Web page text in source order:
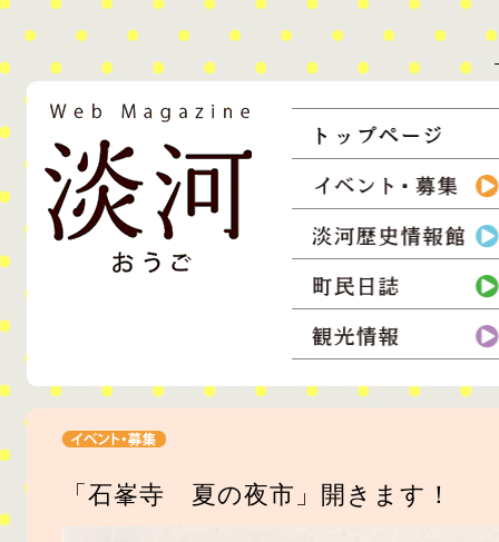
ウェブマガジン淡河
淡河町の情報を住民達が収集し、発信。生活者の息づかいを伝えるウェ
コンテンツ
「石峯寺 夏の夜市」開きます！